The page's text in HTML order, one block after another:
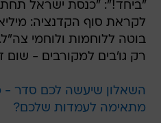
"ביחד!": "כנסת ישראל
לקראת סוף הקדנציה:
בוטה ללוחמות ולוחמי
רק גו'בים למקורבים - שום
השאלון שיעשה לכם סדר -
מתאימה לעמדות שלכם?